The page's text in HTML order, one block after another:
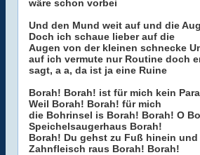
wäre schon vorbei
Und den Mund weit auf und die
Doch ich schaue lieber auf die
Augen von der kleinen schnecke
auf ich vermute nur Routine doch
sagt, a a, da ist ja eine Ruine
Borah! Borah! ist für mich kein
Weil Borah! Borah! für mich
die Bohrinsel is Borah! Borah! O
Speichelsaugerhaus Borah!
Borah! Du gehst zu Fuß hinein und
Zahnfleisch raus Borah! Borah!